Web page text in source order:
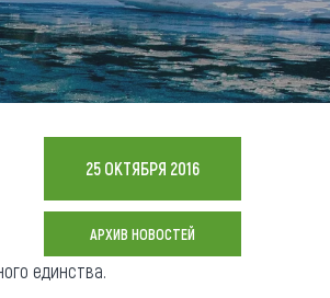
Санатории
Гостиницы, отели
Коттеджи, базы
Сельские усадьбы
Мотели, придорожные
25 ОКТЯБРЯ 2016
АРХИВ НОВОСТЕЙ
единства.